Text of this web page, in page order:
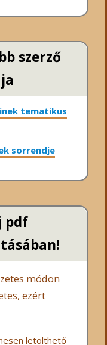
szerző
tematikus
sorrendje
pdf
módon
ezért
letölthető